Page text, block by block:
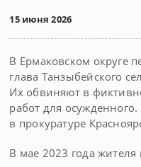
15 июня 2026
В Ермаковском округе
глава Танзыбейского
Их обвиняют в
работ для
в прокуратуре
В мае 2023 года